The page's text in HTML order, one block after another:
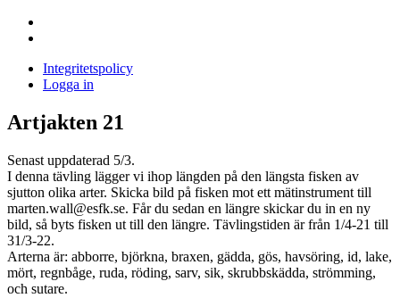
Sandasjön
Integritetspolicy
Logga in
Artjakten 21
Senast uppdaterad 5/3.
I denna tävling lägger vi ihop längden på den längsta fisken av
sjutton olika arter. Skicka bild på fisken mot ett mätinstrument till
marten.wall@esfk.se. Får du sedan en längre skickar du in en ny
bild, så byts fisken ut till den längre. Tävlingstiden är från 1/4-21 till
31/3-22.
Arterna är: abborre, björkna, braxen, gädda, gös, havsöring, id, lake,
mört, regnbåge, ruda, röding, sarv, sik, skrubbskädda, strömming,
och sutare.